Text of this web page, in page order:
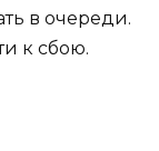
в очереди.
к сбою.